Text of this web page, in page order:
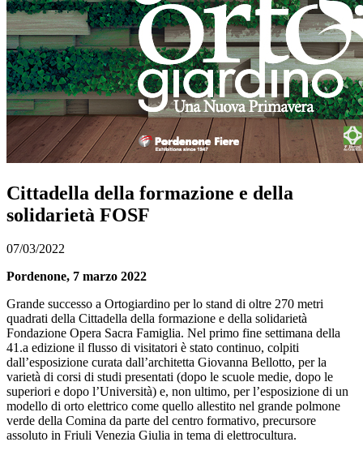
Cittadella della formazione e della
solidarietà FOSF
07/03/2022
Pordenone, 7 marzo 2022
Grande successo a Ortogiardino per lo stand di oltre 270 metri
quadrati della Cittadella della formazione e della solidarietà
Fondazione Opera Sacra Famiglia. Nel primo fine settimana della
41.a edizione il flusso di visitatori è stato continuo, colpiti
dall’esposizione curata dall’architetta Giovanna Bellotto, per la
varietà di corsi di studi presentati (dopo le scuole medie, dopo le
superiori e dopo l’Università) e, non ultimo, per l’esposizione di un
modello di orto elettrico come quello allestito nel grande polmone
verde della Comina da parte del centro formativo, precursore
assoluto in Friuli Venezia Giulia in tema di elettrocultura.